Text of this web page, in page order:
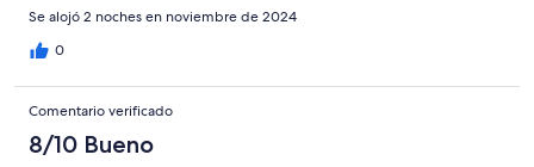
Se alojó 2 noches en noviembre de 2024
0
Comentario verificado
8/10 Bueno